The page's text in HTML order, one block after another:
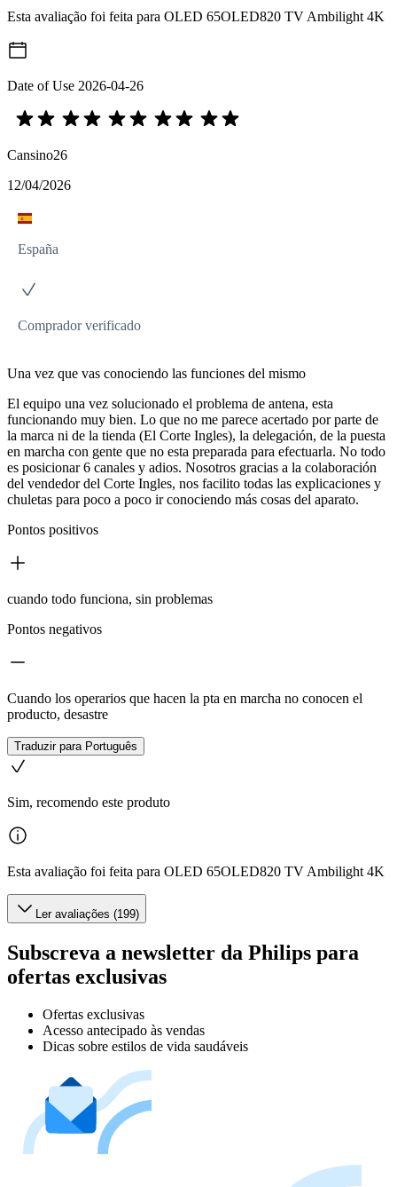
Esta avaliação foi feita para OLED 65OLED820 TV Ambilight 4K
Date of Use 2026-04-26
Cansino26
12/04/2026
España
Comprador verificado
Una vez que vas conociendo las funciones del mismo
El equipo una vez solucionado el problema de antena, esta
funcionando muy bien. Lo que no me parece acertado por parte de
la marca ni de la tienda (El Corte Ingles), la delegación, de la puesta
en marcha con gente que no esta preparada para efectuarla. No todo
es posicionar 6 canales y adios. Nosotros gracias a la colaboración
del vendedor del Corte Ingles, nos facilito todas las explicaciones y
chuletas para poco a poco ir conociendo más cosas del aparato.
Pontos positivos
cuando todo funciona, sin problemas
Pontos negativos
Cuando los operarios que hacen la pta en marcha no conocen el
producto, desastre
Traduzir para Português
Sim, recomendo este produto
Esta avaliação foi feita para OLED 65OLED820 TV Ambilight 4K
Ler avaliações (199)
Subscreva a newsletter da Philips para
ofertas exclusivas
Ofertas exclusivas
Acesso antecipado às vendas
Dicas sobre estilos de vida saudáveis